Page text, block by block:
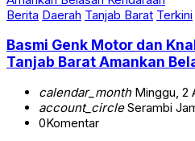
Berita Daerah Tanjab Barat Terkini
Basmi Genk Motor dan
Tanjab Barat Amankan
calendar_monthMinggu, 2
account_circleSerambi
0Komentar